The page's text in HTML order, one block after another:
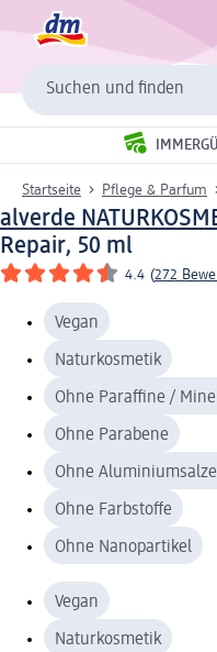
Suchen und finden
Startseite Pflege & Parfum
alverde
Repair, 50 ml
4.4 (272
Vegan
Naturkosmetik
Ohne Paraffine /
Ohne Parabene
Ohne Aluminiumsalze
Ohne Farbstoffe
Ohne Nanopartikel
Vegan
Naturkosmetik